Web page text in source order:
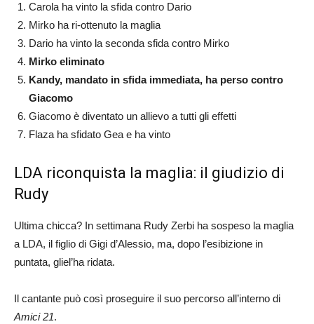
Carola ha vinto la sfida contro Dario
Mirko ha ri-ottenuto la maglia
Dario ha vinto la seconda sfida contro Mirko
Mirko eliminato
Kandy, mandato in sfida immediata, ha perso contro
Giacomo
Giacomo è diventato un allievo a tutti gli effetti
Flaza ha sfidato Gea e ha vinto
LDA riconquista la maglia: il giudizio di
Rudy
Ultima chicca? In settimana Rudy Zerbi ha sospeso la maglia
a LDA, il figlio di Gigi d’Alessio, ma, dopo l’esibizione in
puntata, gliel’ha ridata.
Il cantante può così proseguire il suo percorso all’interno di
Amici 21.